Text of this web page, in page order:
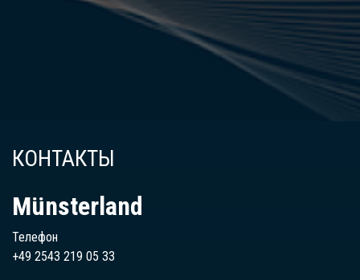
КОНТАКТЫ
Münsterland
Телефон
+49 2543 219 05 33